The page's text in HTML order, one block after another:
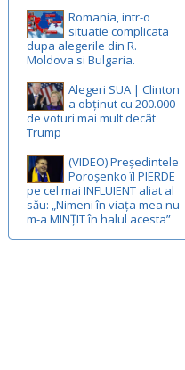
Romania, intr-o
situatie complicata
dupa alegerile din R.
Moldova si Bulgaria.
Alegeri SUA | Clinton
a obținut cu 200.000
de voturi mai mult decât
Trump
(VIDEO) Președintele
Poroșenko îl PIERDE
pe cel mai INFLUIENT aliat al
său: „Nimeni în viața mea nu
m-a MINȚIT în halul acesta”